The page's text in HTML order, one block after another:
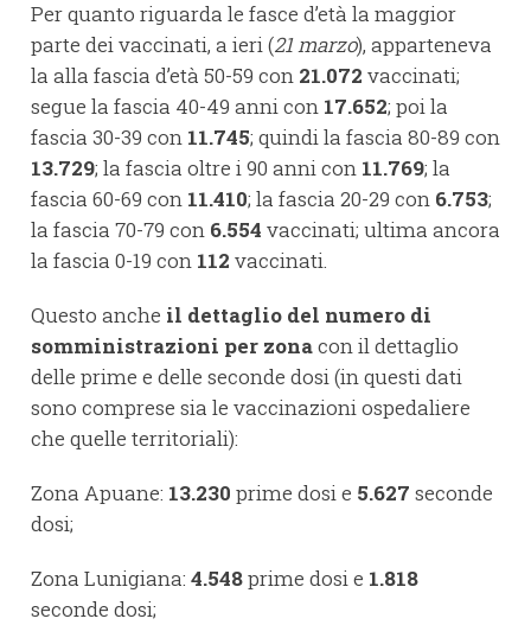
Per quanto riguarda le fasce d’età la maggior
parte dei vaccinati, a ieri (21 marzo), apparteneva
la alla fascia d’età 50-59 con 21.072 vaccinati;
segue la fascia 40-49 anni con 17.652; poi la
fascia 30-39 con 11.745; quindi la fascia 80-89 con
13.729; la fascia oltre i 90 anni con 11.769; la
fascia 60-69 con 11.410; la fascia 20-29 con 6.753;
la fascia 70-79 con 6.554 vaccinati; ultima ancora
la fascia 0-19 con 112 vaccinati.
Questo anche il dettaglio del numero di
somministrazioni per zonacon il dettaglio
delle prime e delle seconde dosi (in questi dati
sono comprese sia le vaccinazioni ospedaliere
che quelle territoriali):
Zona Apuane: 13.230 prime dosi e 5.627 seconde
dosi;
Zona Lunigiana: 4.548prime dosi e 1.818
seconde dosi;